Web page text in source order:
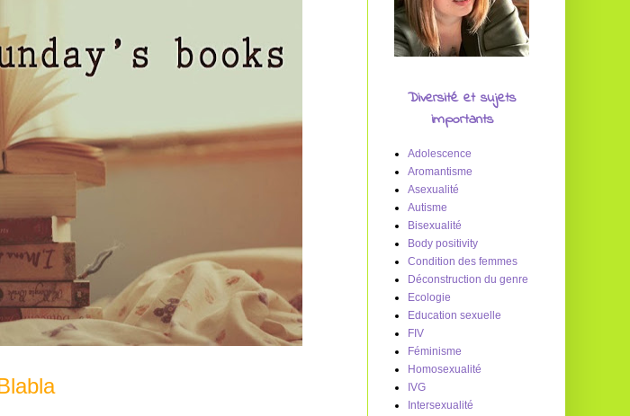
Diversité et sujets
importants
Adolescence
Aromantisme
Asexualité
Autisme
Bisexualité
Body positivity
Condition des femmes
Déconstruction du genre
Ecologie
Education sexuelle
FIV
Féminisme
Homosexualité
IVG
Intersexualité